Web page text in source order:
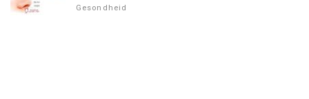
Gesondheid